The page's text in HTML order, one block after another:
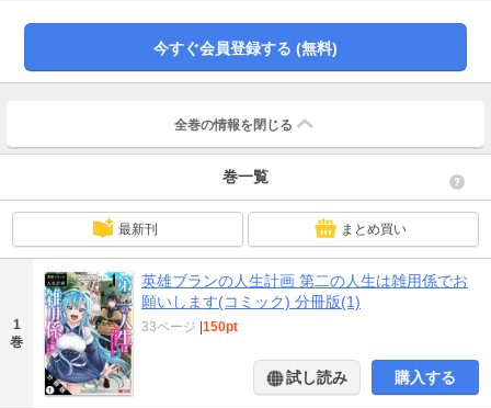
今すぐ会員登録する (無料)
全巻の情報を 閉じる
巻一覧
最新刊 まとめ買い
1
巻
英雄ブランの人生計画 第二の人生は雑用係でお
願いします(コミック) 分冊版(1)
33ページ |150pt
試し読み 購入する